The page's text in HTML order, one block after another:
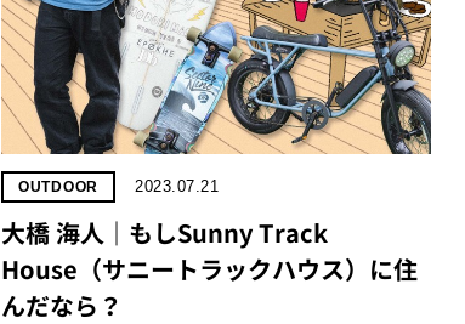
OUTDOOR 2023.07.21
大橋 海人｜もしSunny Track
House（サニートラックハウス）に住
んだなら？